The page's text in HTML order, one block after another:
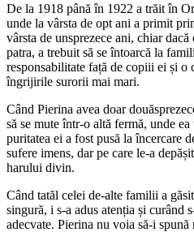
De la 1918 până în 1922 a trăit în
unde la vârsta de opt ani a primit
vârsta de unsprezece ani, chiar
patra, a trebuit să se întoarcă la
responsabilitate față de copiii ei și o
îngrijirile surorii mai mari.
Când Pierina avea doar
să se mute într-o altă fermă, unde
puritatea ei a fost pusă la încercare
sufere imens, dar pe care le-a
harului divin.
Când tatăl celei de-alte familii a
singură, i s-a adus atenția și curând
adecvate. Pierina nu voia să-i